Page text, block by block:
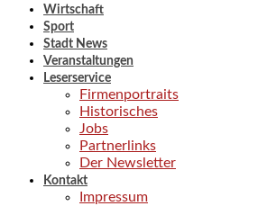
Wirtschaft
Sport
Stadt News
Veranstaltungen
Leserservice
Firmenportraits
Historisches
Jobs
Partnerlinks
Der Newsletter
Kontakt
Impressum